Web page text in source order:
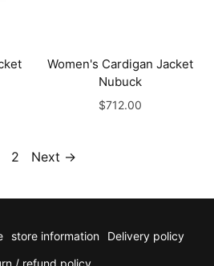
Women's Cardigan Jacket
Nubuck
$712.00
2 Next →
store information
Delivery policy
/ refund policy